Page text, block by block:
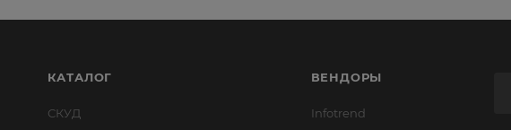
КАТАЛОГ
СКУД
ВЕНДОРЫ
Infotrend